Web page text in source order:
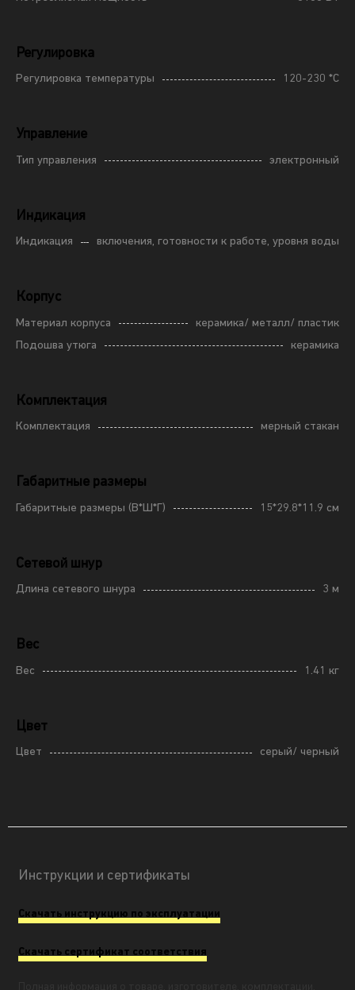
Регулировка
Регулировка температуры 120-230 *С
Управление
Тип управления электронный
Индикация
Индикация включения, готовности к работе, уровня воды
Корпус
Материал корпуса
керамика/ металл/ пластик
Подошва утюга
керамика
Комплектация
Комплектация мерный стакан
Габаритные размеры
Габаритные размеры (В*Ш*Г) 15*29.8*11.9 см
Сетевой шнур
Длина сетевого шнура 3 м
Вес
Вес 1.41 кг
Цвет
Цвет серый/ черный
Инструкции и сертификаты
Скачать инструкцию по эксплуатации
Скачать сертификат соответствия